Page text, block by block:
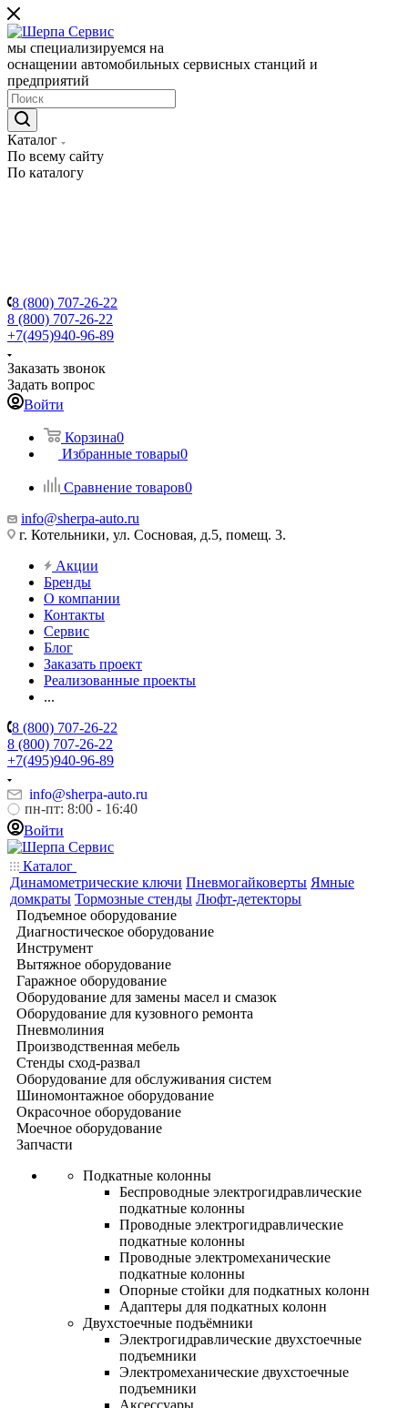
мы специализируемся на
оснащении автомобильных сервисных станций и
предприятий
Каталог
По всему сайту
По каталогу
8 (800) 707-26-22
8 (800) 707-26-22
+7(495)940-96-89
Заказать звонок
Задать вопрос
Войти
Корзина0
Избранные товары0
Сравнение товаров0
info@sherpa-auto.ru
г. Котельники, ул. Сосновая, д.5, помещ. 3.
Акции
Бренды
О компании
Контакты
Сервис
Блог
Заказать проект
Реализованные проекты
...
8 (800) 707-26-22
8 (800) 707-26-22
+7(495)940-96-89
info@sherpa-auto.ru
пн-пт: 8:00 - 16:40
Войти
Каталог
Динамометрические ключи Пневмогайковерты Ямные
домкраты Тормозные стенды Люфт-детекторы
Подъемное оборудование
Диагностическое оборудование
Инструмент
Вытяжное оборудование
Гаражное оборудование
Оборудование для замены масел и смазок
Оборудование для кузовного ремонта
Пневмолиния
Производственная мебель
Стенды сход-развал
Оборудование для обслуживания систем
Шиномонтажное оборудование
Окрасочное оборудование
Моечное оборудование
Запчасти
Подкатные колонны
Беспроводные электрогидравлические
подкатные колонны
Проводные электрогидравлические
подкатные колонны
Проводные электромеханические
подкатные колонны
Опорные стойки для подкатных колонн
Адаптеры для подкатных колонн
Двухстоечные подъёмники
Электрогидравлические двухстоечные
подъемники
Электромеханические двухстоечные
подъемники